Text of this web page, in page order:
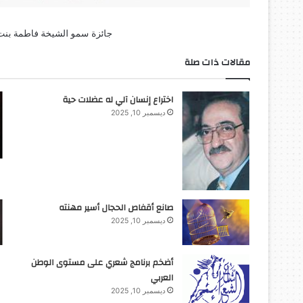
جائزة سمو الشيخة فاطمة
مقالات ذات صلة
اختراع إنسان آلي له عضلات حية
ديسمبر 10, 2025
صانع أقفاص الحجال أسير مهنته
ديسمبر 10, 2025
أضخم برنامج شعري على مستوى الوطن
العربي
ديسمبر 10, 2025